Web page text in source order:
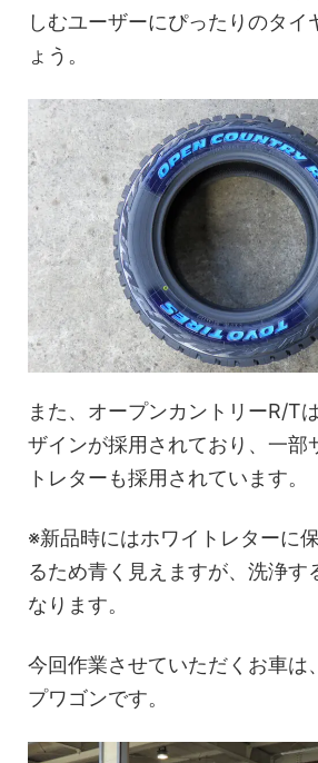
しむユーザーにぴったりのタイ
ょう。
また、オープンカントリーR/T
ザインが採用されており、一部
トレターも採用されています。
※新品時にはホワイトレターに
るため青く見えますが、洗浄す
なります。
今回作業させていただくお車は
プワゴンです。